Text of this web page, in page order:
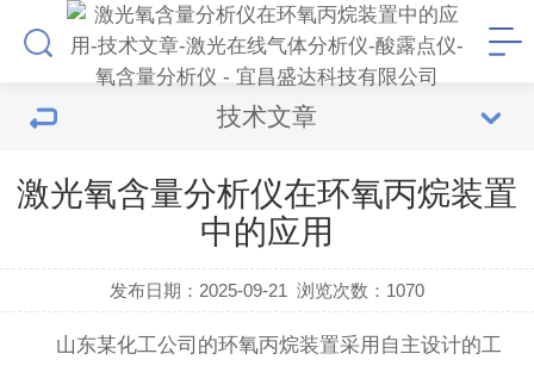
技术文章
激光氧含量分析仪在环氧丙烷装置
中的应用
发布日期：2025-09-21 浏览次数： 1070
山东某化工公司的环氧丙烷装置采用自主设计的工